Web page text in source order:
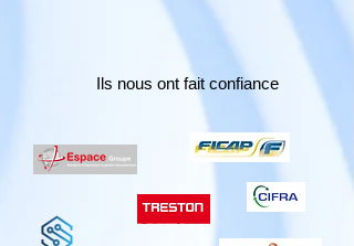
Ils nous ont fait confiance